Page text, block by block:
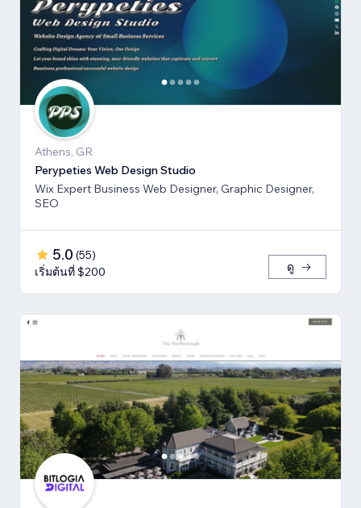
Athens, GR
Perypeties Web Design Studio
Wix Expert Business Web Designer, Graphic Designer,
SEO
5.0 (55)
เริ่มต้นที่ $200
ดู